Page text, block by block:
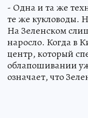
- Одна и та же
те же кукловоды.
На Зеленском
наросло. Когда в
центр, который
облапошивании
означает, что